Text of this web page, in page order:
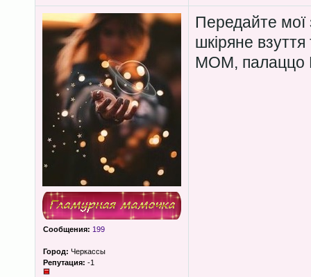
Сообщения: 199
Город: Черкассы
Репутация: -1
Передайте
шкіряне
МОМ, палаццо